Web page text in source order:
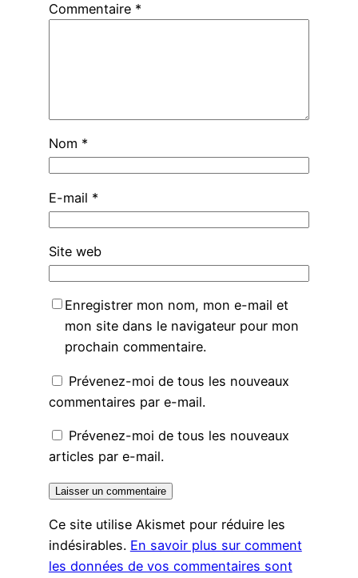
Commentaire *
Nom *
E-mail *
Site web
Enregistrer mon nom, mon e-mail et
mon site dans le navigateur pour mon
prochain commentaire.
Prévenez-moi de tous les nouveaux
commentaires par e-mail.
Prévenez-moi de tous les nouveaux
articles par e-mail.
Ce site utilise Akismet pour réduire les
indésirables. En savoir plus sur comment
les données de vos commentaires sont